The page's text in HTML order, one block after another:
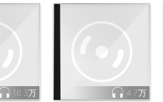
16.3万 4.7万